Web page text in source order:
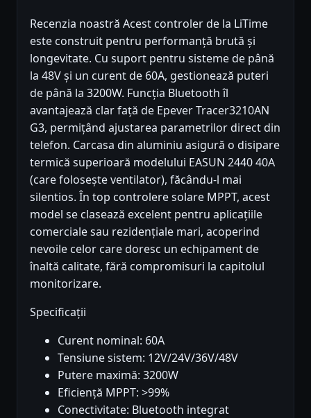
Recenzia noastră Acest controler de la LiTime
este construit pentru performanță brută și
longevitate. Cu suport pentru sisteme de până
la 48V și un curent de 60A, gestionează puteri
de până la 3200W. Funcția Bluetooth îl
avantajează clar față de Epever Tracer3210AN
G3, permițând ajustarea parametrilor direct din
telefon. Carcasa din aluminiu asigură o disipare
termică superioară modelului EASUN 2440 40A
(care folosește ventilator), făcându-l mai
silentios. În top controlere solare MPPT, acest
model se clasează excelent pentru aplicațiile
comerciale sau rezidențiale mari, acoperind
nevoile celor care doresc un echipament de
înaltă calitate, fără compromisuri la capitolul
monitorizare.
Specificații
Curent nominal: 60A
Tensiune sistem: 12V/24V/36V/48V
Putere maximă: 3200W
Eficiență MPPT: >99%
Conectivitate: Bluetooth integrat